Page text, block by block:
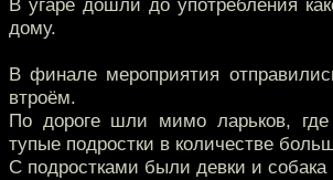
В угаре дошли до употребления
дому.
В финале мероприятия
втроём.
По дороге шли мимо ларьков,
тупые подростки в количестве
С подростками были девки и собака